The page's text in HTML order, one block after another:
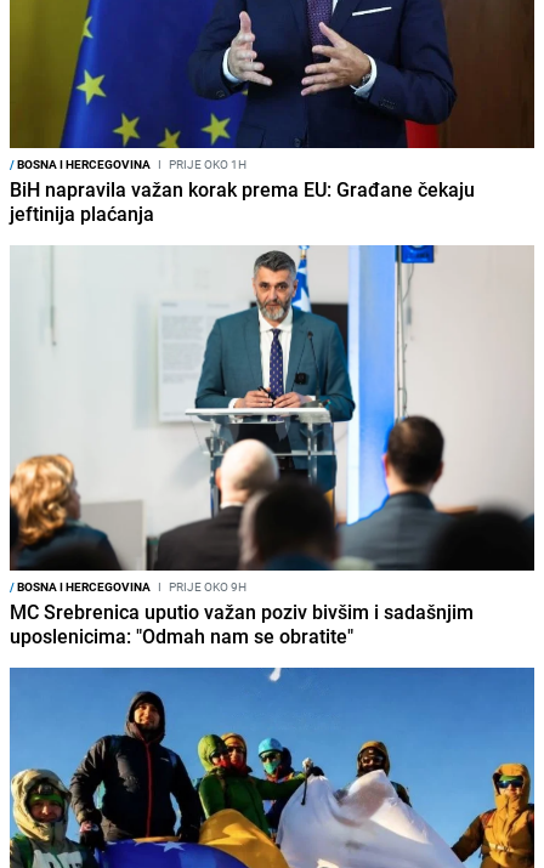
/BOSNA I HERCEGOVINA I PRIJE OKO 1H
BiH napravila važan korak prema EU: Građane čekaju
jeftinija plaćanja
/BOSNA I HERCEGOVINA I PRIJE OKO 9H
MC Srebrenica uputio važan poziv bivšim i sadašnjim
uposlenicima: "Odmah nam se obratite"